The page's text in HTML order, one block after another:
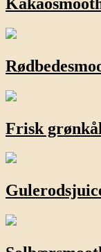
Frisk